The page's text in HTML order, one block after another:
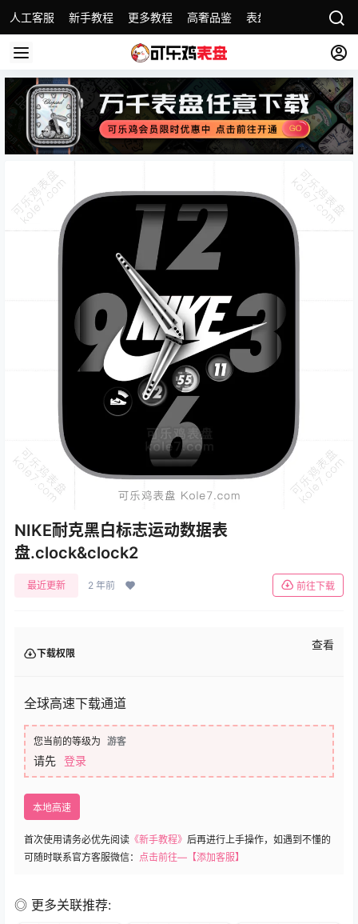
人工客服 新手教程 更多教程 高奢品鉴 表盘精选 名表故事
NIKE耐克黑白标志运动数据表
盘.clock&clock2
最近更新 2 年前 前往下载
下载权限
查看
全球高速下载通道
您当前的等级为 游客
请先 登录
本地高速
首次使用请务必优先阅读 《新手教程》 后再进行上手操作，如遇到不懂的
可随时联系官方客服微信： 点击前往—【添加客服】
◎ 更多关联推荐: